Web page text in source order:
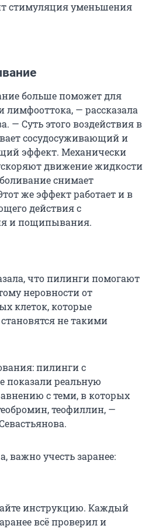
стимуляция уменьшения
больше поможет для
лимфооттока, — рассказала
— Суть этого воздействия в
сосудосуживающий и
эффект. Механически
движение жидкости
снимает
же эффект работает и в
действия с
и пощипывания.
что пилинги помогают
неровности от
клеток, которые
не такими
пилинги с
показали реальную
с теми, в которых
теофиллин, —
важно учесть заранее:
инструкцию. Каждый
всё проверил и